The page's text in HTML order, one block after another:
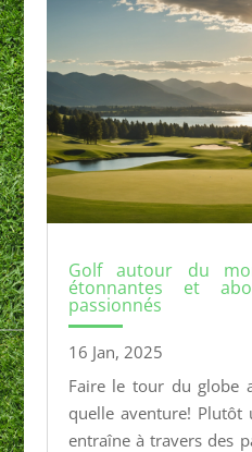
Golf autour du
étonnantes et
passionnés
16 Jan, 2025
Faire le tour du globe
quelle aventure! Plutôt
entraîne à travers des